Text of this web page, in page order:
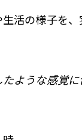
活の様子を、
ような感覚